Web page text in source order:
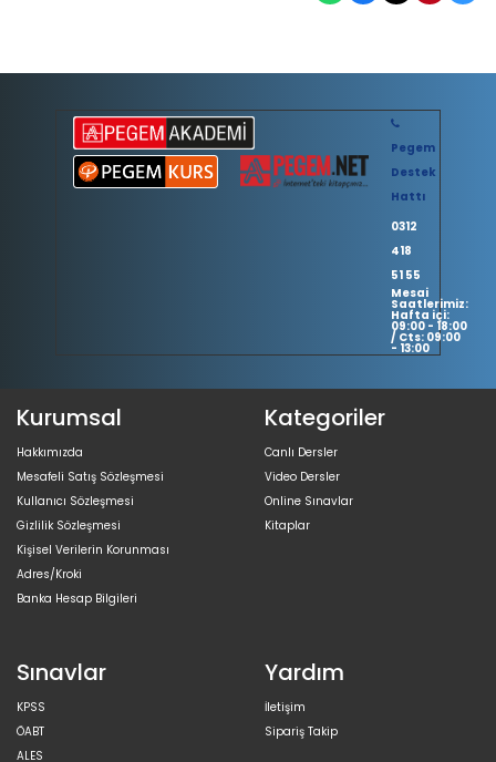
Pegem
Destek
Hattı
0312
418
51 55
Mesai
Saatlerimiz:
Hafta içi:
09:00 - 18:00
/ Cts: 09:00
- 13:00
Kurumsal
Hakkımızda
Mesafeli Satış Sözleşmesi
Kullanıcı Sözleşmesi
Gizlilik Sözleşmesi
Kişisel Verilerin Korunması
Adres/Kroki
Banka Hesap Bilgileri
Kategoriler
Canlı Dersler
Video Dersler
Online Sınavlar
Kitaplar
Sınavlar
KPSS
ÖABT
ALES
Yardım
İletişim
Sipariş Takip